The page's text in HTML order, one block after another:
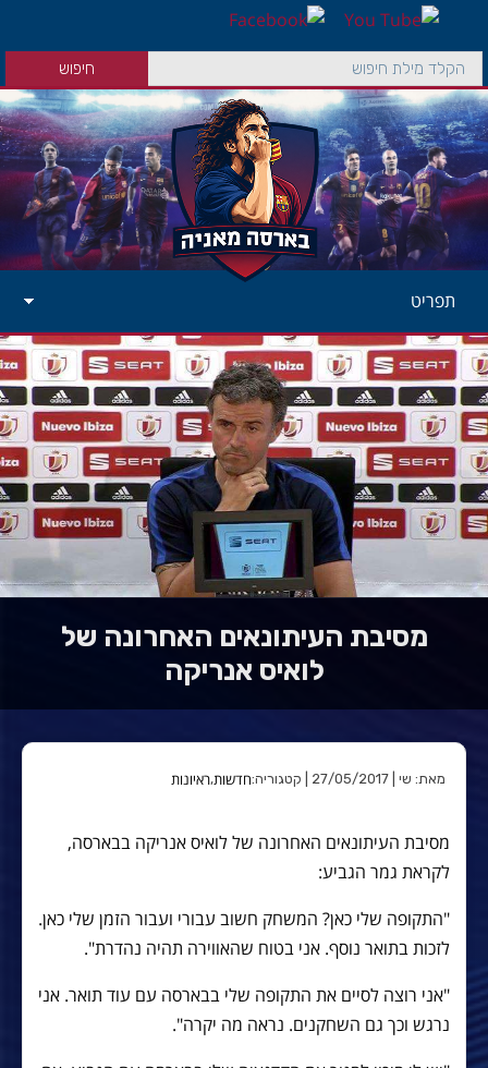
תפריט
מסיבת העיתונאים האחרונה של
לואיס אנריקה
מאת: שי | 27/05/2017 | קטגוריה: חדשות,ראיונות
מסיבת העיתונאים האחרונה של לואיס אנריקה בבארסה,
לקראת גמר הגביע:
"התקופה שלי כאן? המשחק חשוב עבורי ועבור הזמן שלי כאן.
לזכות בתואר נוסף. אני בטוח שהאווירה תהיה נהדרת".
"אני רוצה לסיים את התקופה שלי בבארסה עם עוד תואר. אני
נרגש וכך גם השחקנים. נראה מה יקרה".